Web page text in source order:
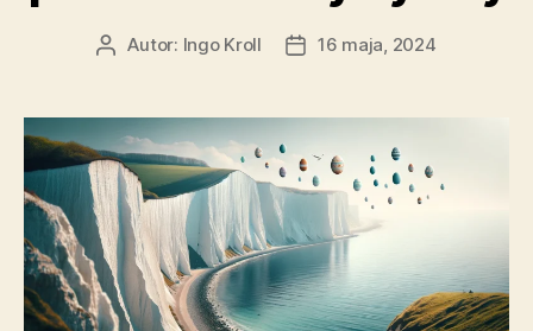
AutorAutor: Ingo Kroll
Data16 maja, 2024